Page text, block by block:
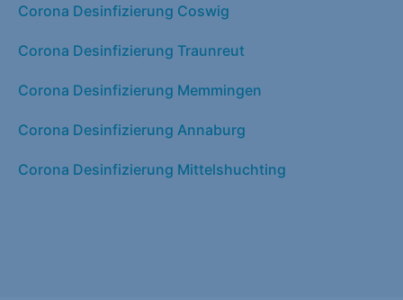
Corona Desinfizierung Coswig
Corona Desinfizierung Traunreut
Corona Desinfizierung Memmingen
Corona Desinfizierung Annaburg
Corona Desinfizierung Mittelshuchting